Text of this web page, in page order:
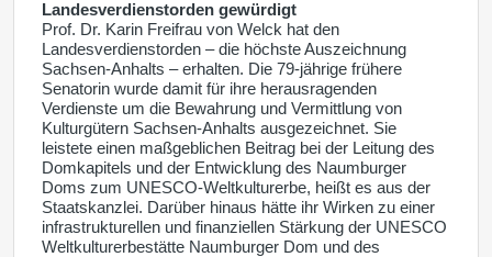
Landesverdienstorden gewürdigt
Prof. Dr. Karin Freifrau von Welck hat den
Landesverdienstorden – die höchste Auszeichnung
Sachsen-Anhalts – erhalten. Die 79-jährige frühere
Senatorin wurde damit für ihre herausragenden
Verdienste um die Bewahrung und Vermittlung von
Kulturgütern Sachsen-Anhalts ausgezeichnet. Sie
leistete einen maßgeblichen Beitrag bei der Leitung des
Domkapitels und der Entwicklung des Naumburger
Doms zum UNESCO-Weltkulturerbe, heißt es aus der
Staatskanzlei. Darüber hinaus hätte ihr Wirken zu einer
infrastrukturellen und finanziellen Stärkung der UNESCO
Weltkulturerbestätte Naumburger Dom und des